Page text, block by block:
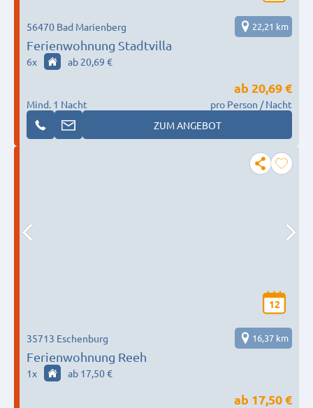
Ferienwohnung Stadtvilla
56470 Bad Marienberg 22,21 km
6x ab 20,69 €
Mind. 1 Nacht
ab 20,69 €
pro Person / Nacht
ZUM ANGEBOT
12
Ferienwohnung Reeh
35713 Eschenburg 16,37 km
1x ab 17,50 €
ab 17,50 €